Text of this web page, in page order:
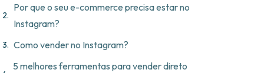
Por que o seu e-commerce precisa estar no
Instagram?
Como vender no Instagram?
5 melhores ferramentas para vender direto